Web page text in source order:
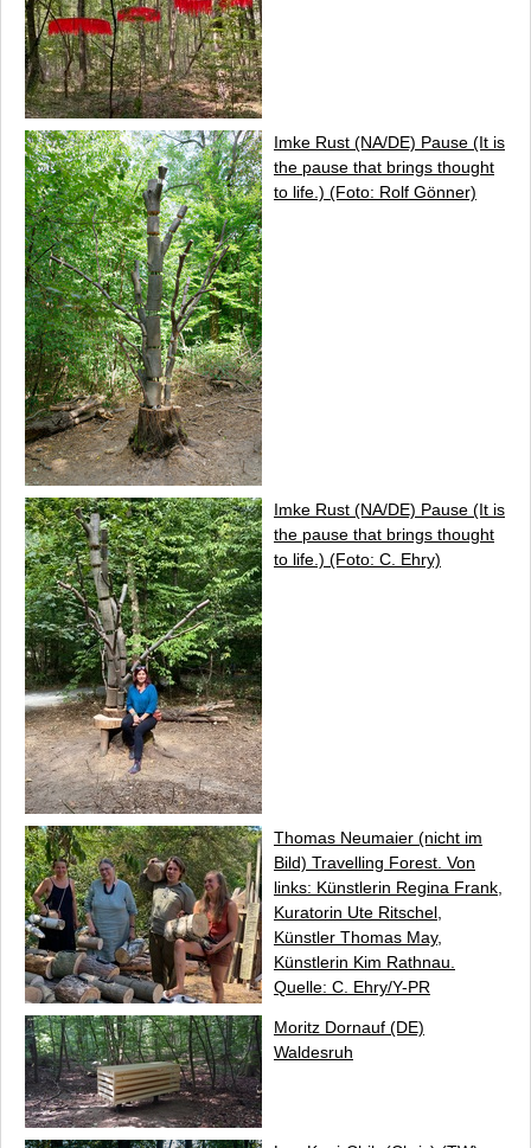
Imke Rust (NA/DE) Pause (It is
the pause that brings thought
to life.) (Foto: Rolf Gönner)
Imke Rust (NA/DE) Pause (It is
the pause that brings thought
to life.) (Foto: C. Ehry)
Thomas Neumaier (nicht im
Bild) Travelling Forest . Von
links: Künstlerin Regina Frank,
Kuratorin Ute Ritschel,
Künstler Thomas May,
Künstlerin Kim Rathnau.
Quelle: C. Ehry/Y-PR
Moritz Dornauf (DE)
Waldesruh